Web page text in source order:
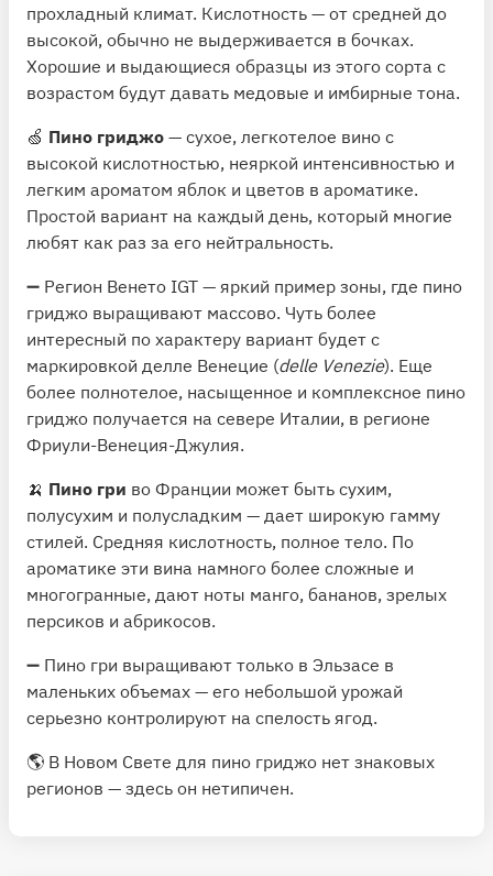
прохладный климат. Кислотность — от средней до
высокой, обычно не выдерживается в бочках.
Хорошие и выдающиеся образцы из этого сорта с
возрастом будут давать медовые и имбирные тона.
🍏 Пино гриджо — сухое, легкотелое вино с
высокой кислотностью, неяркой интенсивностью и
легким ароматом яблок и цветов в ароматике.
Простой вариант на каждый день, который многие
любят как раз за его нейтральность.
➖ Регион Венето IGT — яркий пример зоны, где пино
гриджо выращивают массово. Чуть более
интересный по характеру вариант будет с
маркировкой делле Венецие (delle Venezie). Еще
более полнотелое, насыщенное и комплексное пино
гриджо получается на севере Италии, в регионе
Фриули-Венеция-Джулия.
🍌 Пино гри во Франции может быть сухим,
полусухим и полусладким — дает широкую гамму
стилей. Средняя кислотность, полное тело. По
ароматике эти вина намного более сложные и
многогранные, дают ноты манго, бананов, зрелых
персиков и абрикосов.
➖ Пино гри выращивают только в Эльзасе в
маленьких объемах — его небольшой урожай
серьезно контролируют на спелость ягод.
🌎 В Новом Свете для пино гриджо нет знаковых
регионов — здесь он нетипичен.